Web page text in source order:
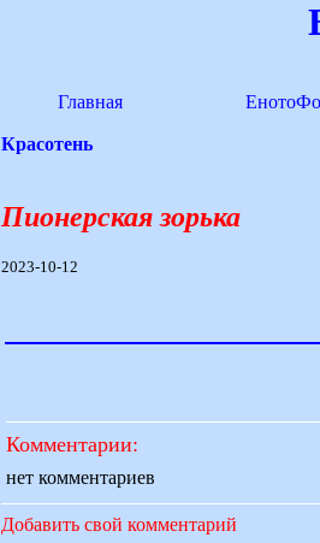
Главная
Красотень
Пионерская зорька
2023-10-12
Комментарии:
нет комментариев
Добавить свой комментарий